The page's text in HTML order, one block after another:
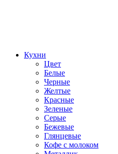
Кухни
Цвет
Белые
Черные
Желтые
Красные
Зеленые
Серые
Бежевые
Глянцевые
Кофе с молоком